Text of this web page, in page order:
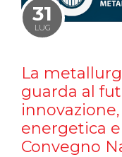
31
LUG
La
guarda al
energetica e
Convegno